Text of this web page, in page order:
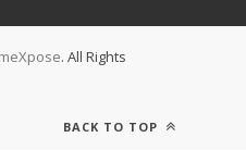
. All Rights
BACK TO TOP